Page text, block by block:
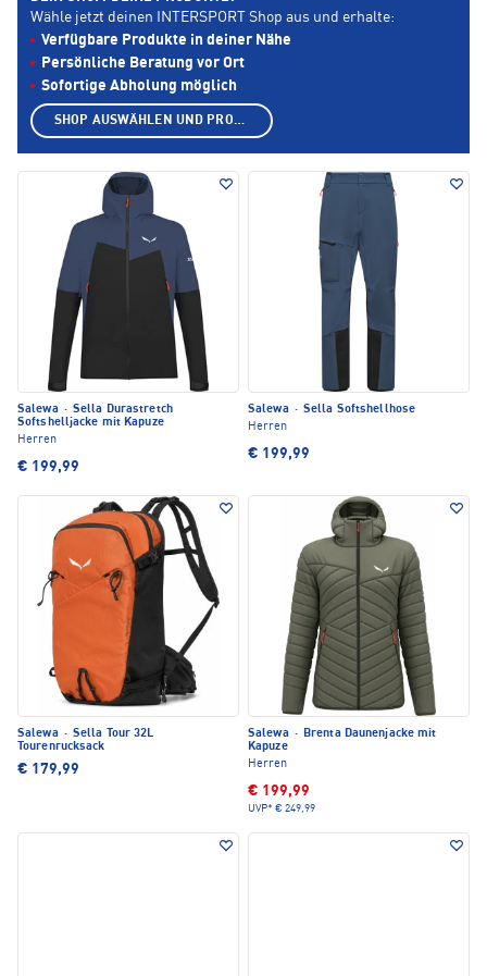
Salewa · Sella Durastretch
Softshelljacke mit Kapuze
Herren
€ 199,99
Salewa · Sella Softshellhose
Herren
€ 199,99
Salewa · Sella Tour 32L
Tourenrucksack
€ 179,99
Salewa · Brenta Daunenjacke mit
Kapuze
Herren
€ 199,99
UVP* € 249,99
Wähle jetzt deinen INTERSPORT Shop aus und erhalte:
Verfügbare Produkte in deiner Nähe
Persönliche Beratung vor Ort
Sofortige Abholung möglich
SHOP AUSWÄHLEN UND PRODUKTE ANZEIGEN